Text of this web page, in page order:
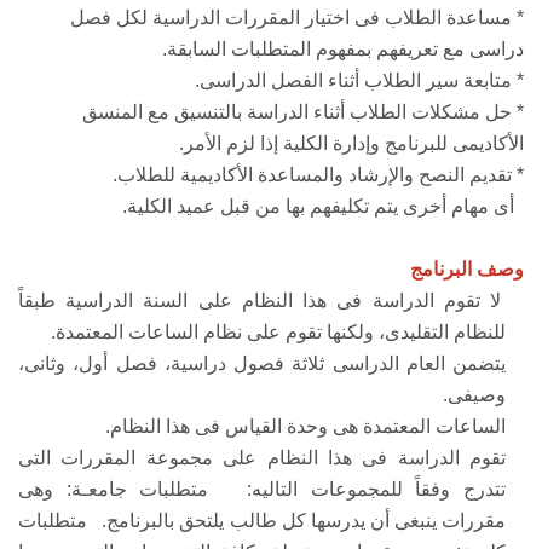
* مساعدة الطلاب فى اختيار المقررات الدراسية لكل فصل
دراسى مع تعريفهم بمفهوم المتطلبات السابقة.
* متابعة سير الطلاب أثناء الفصل الدراسى.
* حل مشكلات الطلاب أثناء الدراسة بالتنسيق مع المنسق
الأكاديمى للبرنامج وإدارة الكلية إذا لزم الأمر.
* تقديم النصح والإرشاد والمساعدة الأكاديمية للطلاب.
أى مهام أخرى يتم تكليفهم بها من قبل عميد الكلية.
وصف البرنامج
لا تقوم الدراسة فى هذا النظام على السنة الدراسية طبقاً
للنظام التقليدى، ولكنها تقوم على نظام الساعات المعتمدة.
يتضمن العام الدراسى ثلاثة فصول دراسية، فصل أول، وثانى،
وصيفى.
الساعات المعتمدة هى وحدة القياس فى هذا النظام.
تقوم الدراسة فى هذا النظام على مجموعة المقررات التى
تتدرج وفقاً للمجموعات التاليه: متطلبات جامعـة: وهى
مقررات ينبغى أن يدرسها كل طالب يلتحق بالبرنامج. متطلبات